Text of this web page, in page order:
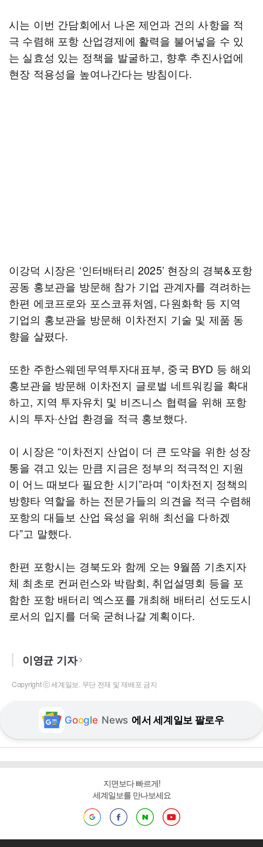
시는 이번 간담회에서 나온 제언과 건의 사항을 적
극 수렴해 포항 산업경제에 활력을 불어넣을 수 있
는 실효성 있는 정책을 발굴하고, 향후 추진사업에
현장 적용성을 높여나간다는 방침이다.
이강덕 시장은 ‘인터배터리 2025’ 현장의 경북&포항
공동 홍보관을 방문해 참가 기업 관계자를 격려하는
한편 에코프로와 포스코퓨처엠, 다원화학 등 지역
기업의 홍보관을 방문해 이차전지 기술 및 제품 동
향을 살폈다.
또한 주한스웨덴무역투자대표부, 중국 BYD 등 해외
홍보관을 방문해 이차전지 글로벌 네트워킹을 확대
하고, 지역 투자유치 및 비즈니스 협력을 위해 포항
시의 투자·산업 환경을 적극 홍보했다.
이 시장은 “이차전지 산업이 더 큰 도약을 위한 성장
통을 겪고 있는 만큼 지금은 정부의 적극적인 지원
이 어느 때보다 필요한 시기”라며 “이차전지 정책의
방향타 역할을 하는 전문가들의 의견을 적극 수렴해
포항의 대들보 산업 육성을 위해 최선을 다하겠
다”고 말했다.
한편 포항시는 경북도와 함께 오는 9월쯤 기초지자
체 최초로 컨퍼런스와 박람회, 취업설명회 등을 포
함한 포항 배터리 엑스포를 개최해 배터리 선도도시
로서의 입지를 더욱 굳혀나갈 계획이다.
이영균 기자
Copyright ⓒ 세계일보. 무단 전재 및 재배포 금지
Google News 에서 세계일보 팔로우
지면보다 빠르게!
세계일보를 만나보세요